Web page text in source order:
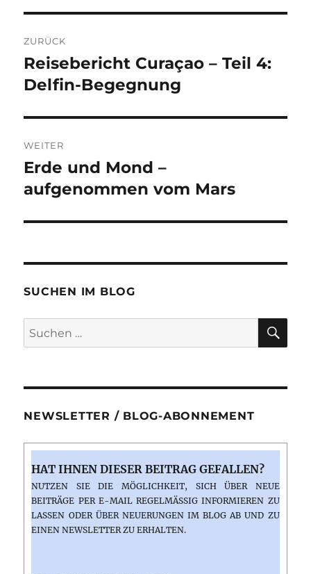
ZURÜCK
Vorheriger
Beitrag:
Reisebericht Curaçao – Teil 4:
Delfin-Begegnung
WEITER
Nächster
Beitrag:
Erde und Mond –
aufgenommen vom Mars
SUCHEN IM BLOG
Suchen
nach:
NEWSLETTER / BLOG-ABONNEMENT
HAT IHNEN DIESER BEITRAG GEFALLEN?
NUTZEN SIE DIE MÖGLICHKEIT, SICH ÜBER NEUE
BEITRÄGE PER E-MAIL REGELMÄSSIG INFORMIEREN ZU L
ASSEN ODER ÜBER NEUERUNGEN IM BLOG AB UND ZU E
INEN NEWSLETTER ZU ERHALTEN.